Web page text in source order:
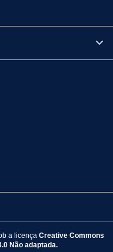
a licença Creative Commons
Não adaptada.